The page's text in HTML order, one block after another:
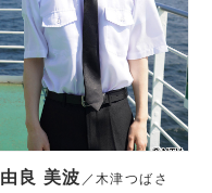
由良 美波 ／木津つばさ